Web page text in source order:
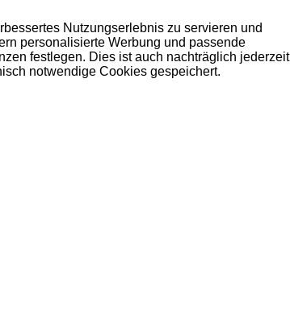
Nutzungserlebnis zu servieren und
personalisierte Werbung und passende
festlegen. Dies ist auch nachträglich jederzeit
notwendige Cookies gespeichert.